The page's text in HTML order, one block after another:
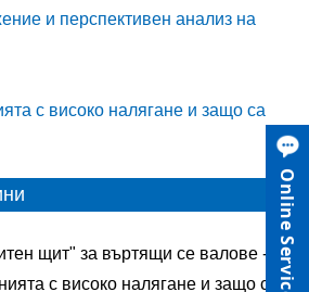
и перспективен анализ на
с високо налягане и защо са
щит" за въртящи се валове -
на въртящия се вал RC2059
с високо налягане и защо са
Online Service